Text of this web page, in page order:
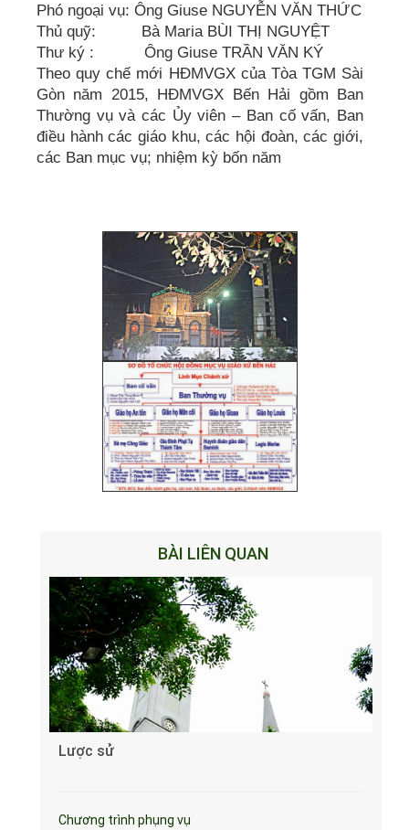
Phó ngoại vụ: Ông Giuse NGUYỄN VĂN THỨC
Thủ quỹ: Bà Maria BÙI THỊ NGUYỆT
Thư ký : Ông Giuse TRẦN VĂN KÝ
Theo quy chế mới HĐMVGX của Tòa TGM Sài
Gòn năm 2015, HĐMVGX Bến Hải gồm Ban
Thường vụ và các Ủy viên – Ban cố vấn, Ban
điều hành các giáo khu, các hội đoàn, các giới,
các Ban mục vụ; nhiệm kỳ bốn năm
BÀI LIÊN QUAN
Lược sử
Chương trình phụng vụ